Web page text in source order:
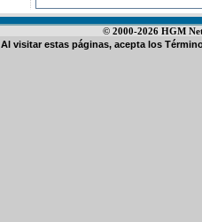
© 2000-2026 HGM
Al visitar estas páginas, acepta los